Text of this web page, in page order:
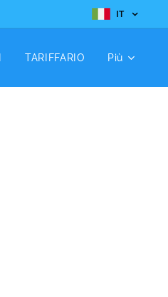
IT
TARIFFARIO Più